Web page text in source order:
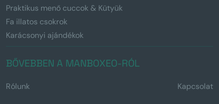
Praktikus menő cuccok & Kütyük
Fa illatos csokrok
Karácsonyi ajándékok
BŐVEBBEN A MANBOXEO-RÓL
Rólunk Kapcsolat